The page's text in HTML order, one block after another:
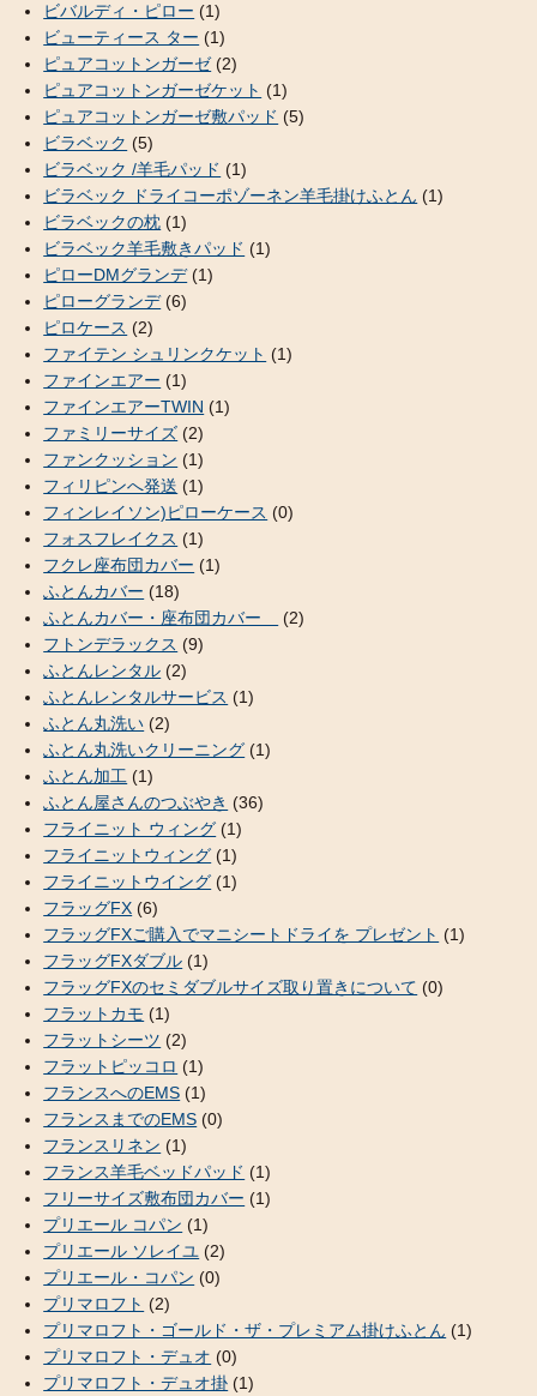
ビバルディ・ピロー (1)
ビューティース ター (1)
ピュアコットンガーゼ(2)
ピュアコットンガーゼケット (1)
ピュアコットンガーゼ敷パッド (5)
ビラベック (5)
ビラベック /羊毛パッド (1)
ビラベック ドライコーポゾーネン羊毛掛けふとん (1)
ビラベックの枕 (1)
ビラベック羊毛敷きパッド (1)
ピローDMグランデ(1)
ピローグランデ(6)
ピロケース (2)
ファイテン シュリンクケット (1)
ファインエアー (1)
ファインエアーTWIN (1)
ファミリーサイズ (2)
ファンクッション (1)
フィリピンへ発送 (1)
フィンレイソン)ピローケース (0)
フォスフレイクス (1)
フクレ座布団カバー (1)
ふとんカバー (18)
ふとんカバー・座布団カバー
(2)
フトンデラックス (9)
ふとんレンタル (2)
ふとんレンタルサービス (1)
ふとん丸洗い (2)
ふとん丸洗いクリーニング (1)
ふとん加工 (1)
ふとん屋さんのつぶやき (36)
フライニット ウィング (1)
フライニットウィング (1)
フライニットウイング (1)
フラッグFX (6)
フラッグFXご購入でマニシートドライを プレゼント (1)
フラッグFXダブル (1)
フラッグFXのセミダブルサイズ取り置きについて (0)
フラットカモ (1)
フラットシーツ (2)
フラットピッコロ (1)
フランスへのEMS (1)
フランスまでのEMS (0)
フランスリネン (1)
フランス羊毛ベッドパッド (1)
フリーサイズ敷布団カバー (1)
プリエール コパン (1)
プリエール ソレイユ (2)
プリエール・コパン (0)
プリマロフト (2)
プリマロフト・ゴールド・ザ・プレミアム掛けふとん (1)
プリマロフト・デュオ (0)
プリマロフト・デュオ掛 (1)